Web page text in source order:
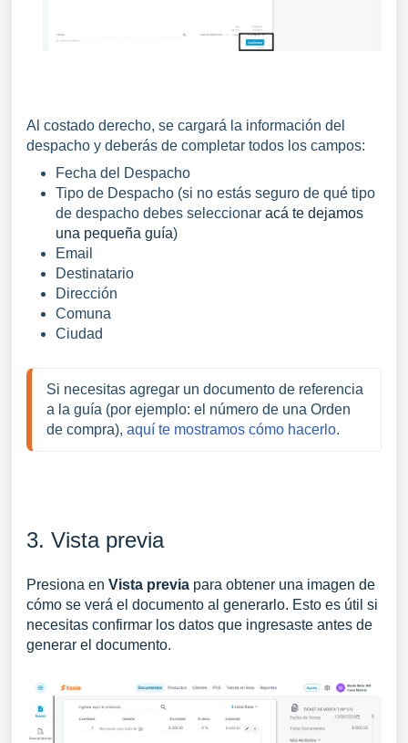
Al costado derecho, se cargará la información del
despacho y deberás de completar todos los campos:
Fecha del Despacho
Tipo de Despacho (si no estás seguro de qué tipo
de despacho debes seleccionar acá te dejamos
una pequeña guía)
Email
Destinatario
Dirección
Comuna
Ciudad
Si necesitas agregar un documento de referencia
a la guía (por ejemplo: el número de una Orden
de compra), aquí te mostramos cómo hacerlo.
3. Vista previa
Presiona en Vista previa para obtener una imagen de
cómo se verá el documento al generarlo. Esto es útil si
necesitas confirmar los datos que ingresaste antes de
generar el documento.